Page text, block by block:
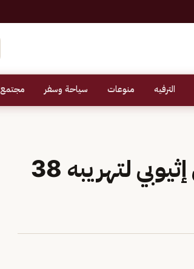
الترفيه منوعات سياحة وسفر مجتمع
حرس الحدود بعسير يقبض على إثيوبي لتهريبه 38